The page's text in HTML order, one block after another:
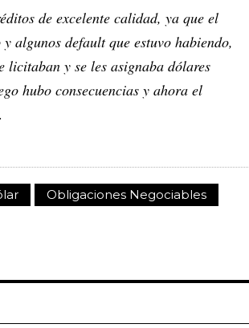
de excelente calidad, ya que el
algunos default que estuvo habiendo,
licitaban y se les asignaba dólares
hubo consecuencias y ahora el
Obligaciones Negociables